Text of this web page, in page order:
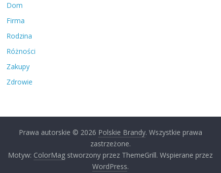
Dom
Firma
Rodzina
Różności
Zakupy
Zdrowie
Prawa autorskie © 2026 Polskie Brandy. Wszystkie prawa
zastrzeżone.
Motyw: ColorMag stworzony przez ThemeGrill. Wspierane przez
WordPress.